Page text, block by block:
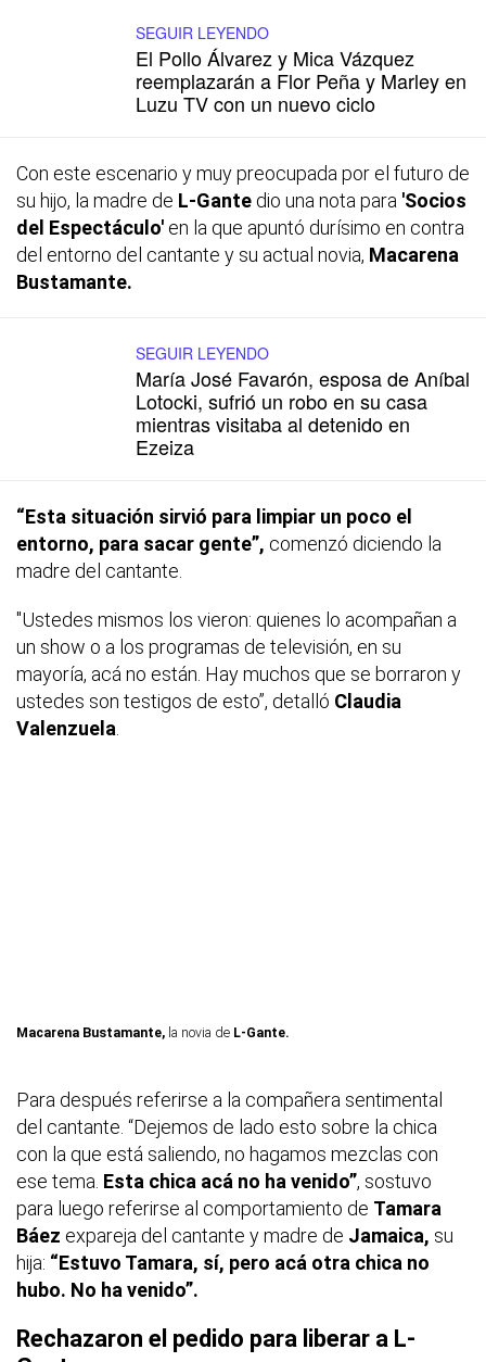
SEGUIR LEYENDO
El Pollo Álvarez y Mica Vázquez
reemplazarán a Flor Peña y Marley en
Luzu TV con un nuevo ciclo
Con este escenario y muy preocupada por el futuro de
su hijo, la madre de L-Gante dio una nota para 'Socios
del Espectáculo' en la que apuntó durísimo en contra
del entorno del cantante y su actual novia, Macarena
Bustamante.
SEGUIR LEYENDO
María José Favarón, esposa de Aníbal
Lotocki, sufrió un robo en su casa
mientras visitaba al detenido en
Ezeiza
“Esta situación sirvió para limpiar un poco el
entorno, para sacar gente”, comenzó diciendo la
madre del cantante.
"Ustedes mismos los vieron: quienes lo acompañan a
un show o a los programas de televisión, en su
mayoría, acá no están. Hay muchos que se borraron y
ustedes son testigos de esto”, detalló Claudia
Valenzuela
Macarena Bustamante, la novia de L-Gante.
Para después referirse a la compañera sentimental
del cantante. “Dejemos de lado esto sobre la chica
con la que está saliendo, no hagamos mezclas con
ese tema. Esta chica acá no ha venido”, sostuvo
para luego referirse al comportamiento de Tamara
Báez expareja del cantante y madre de Jamaica, su
hija: “Estuvo Tamara, sí, pero acá otra chica no
hubo. No ha venido”.
Rechazaron el pedido para liberar a L-